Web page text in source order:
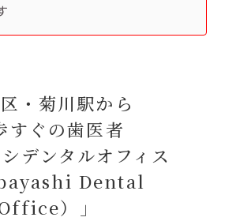
・菊川駅から
すぐの歯医者
シデンタルオフィス
Dental
）」